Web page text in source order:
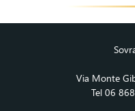
Via Monte
Tel 06